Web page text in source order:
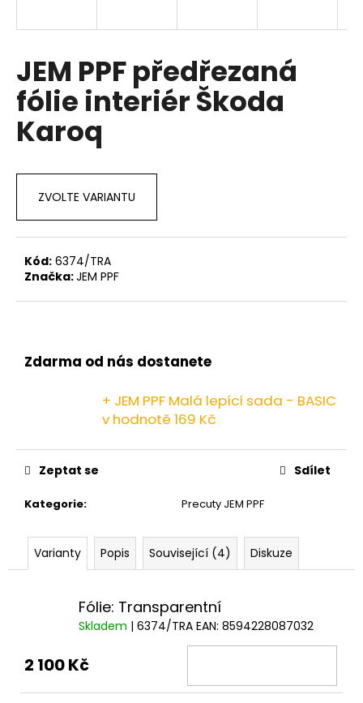
JEM PPF předřezaná
fólie interiér Škoda
Karoq
ZVOLTE VARIANTU
Kód: 6374/TRA
Značka:JEM PPF
Zdarma od nás dostanete
+ JEM PPF Malá lepící sada - BASIC
v hodnotě 169 Kč
Kategorie: Precuty JEM PPF
Zeptat se Sdílet
Varianty Popis Související (4) Diskuze
Fólie: Transparentní
Skladem | 6374/TRA EAN: 8594228087032
2 100 Kč
t
?
D
o
č
e